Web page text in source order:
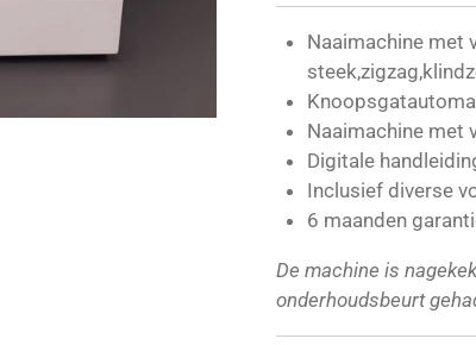
Naaimachine met
Naaimachine met
Digitale
Inclusief diverse
6 maanden
De machine is
onderhoudsbeurt